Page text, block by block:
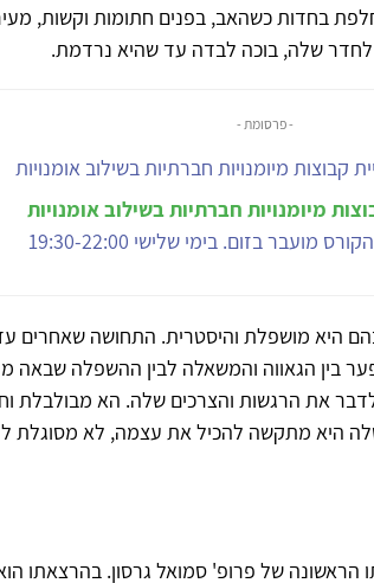
בחדות כשהאב, בפנים חתומות וקשות,
שלה, בוכה לבדה עד שהיא נרדמת.
- פרסומת -
מיומנויות חברתיות בשילוב אומנויות
בהם היא מושפלת והיסטרית. התחושה שאחרים
בין הגאווה והמשאלה לבין ההשפלה שבאה
את הרגשות והצרכים שלה. הא מבולבלת
שלה היא מתקשה להכיל את עצמה, לא מסוגלת
הראשונה של פרופ' סמואל גרסון. בהרצאתו